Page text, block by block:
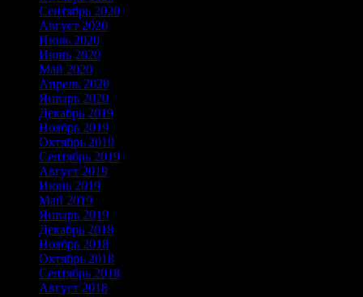
Сентябрь 2020
Август 2020
Июль 2020
Июнь 2020
Май 2020
Апрель 2020
Январь 2020
Декабрь 2019
Ноябрь 2019
Октябрь 2019
Сентябрь 2019
Август 2019
Июнь 2019
Май 2019
Январь 2019
Декабрь 2018
Ноябрь 2018
Октябрь 2018
Сентябрь 2018
Август 2018